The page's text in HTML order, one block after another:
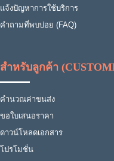
แจ้งปัญหาการใช้บริการ
คำถามที่พบบ่อย (FAQ)
สำหรับลูกค้า
คำนวณค่าขนส่ง
ขอใบเสนอราคา
ดาวน์โหลดเอกสาร
โปรโมชั่น